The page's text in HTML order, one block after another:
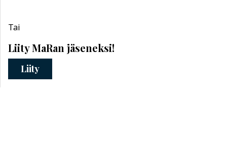
Tai
Liity MaRan jäseneksi!
Liity